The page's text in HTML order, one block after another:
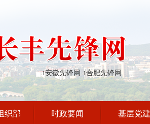
↑安徽先锋网 ↑合肥先锋网
织部 时政要闻 基层党建